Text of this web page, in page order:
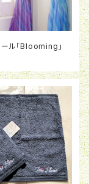
ール「Blooming」